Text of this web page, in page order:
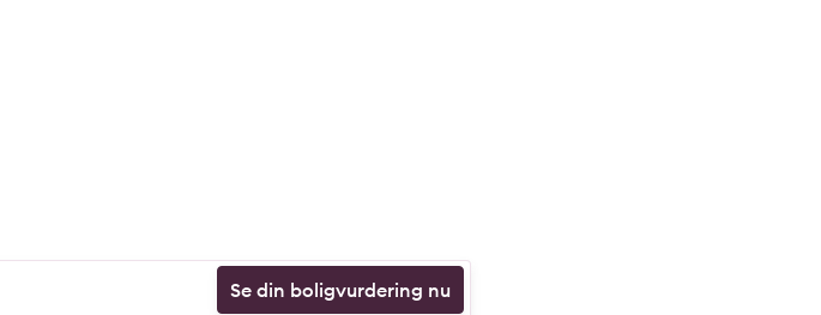
Se din boligvurdering nu